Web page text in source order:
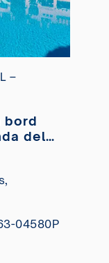
–
bord
del
04580P